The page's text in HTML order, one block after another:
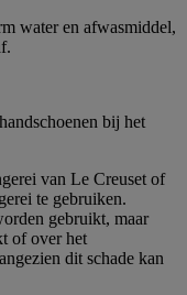
water en afwasmiddel,
bij het
van Le Creuset of
te gebruiken.
gebruikt, maar
of over het
dit schade kan